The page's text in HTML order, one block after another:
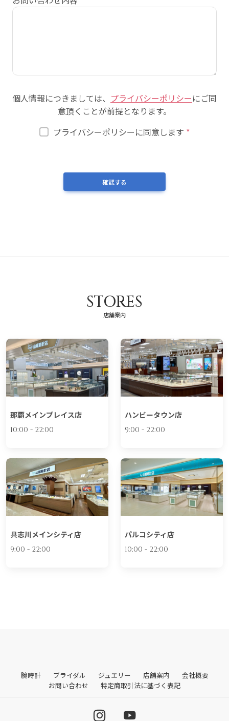
個人情報につきましては、 プライバシーポリシーにご同
意頂くことが前提となります。
プライバシーポリシーに同意します *
確認する
STORES
店舗案内
那覇メインプレイス店
10:00 - 22:00
ハンビータウン店
9:00 - 22:00
具志川メインシティ店
9:00 - 22:00
パルコシティ店
10:00 - 22:00
腕時計 ブライダル ジュエリー 店舗案内
会社概要
お問い合わせ
特定商取引法に基づく表記